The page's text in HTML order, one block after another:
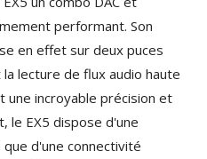
performant. Son
en effet sur deux puces
lecture de flux audio haute
une incroyable précision et
le EX5 dispose d'une
d'une connectivité